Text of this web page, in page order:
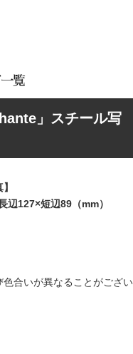
」スチール写
辺127×短辺89（mm）
合いが異なることがござい